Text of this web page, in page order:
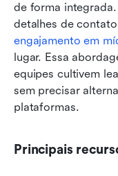
de forma
engajamento em
lugar. Essa
equipes cultivem
sem precisar
plataformas.
Principais